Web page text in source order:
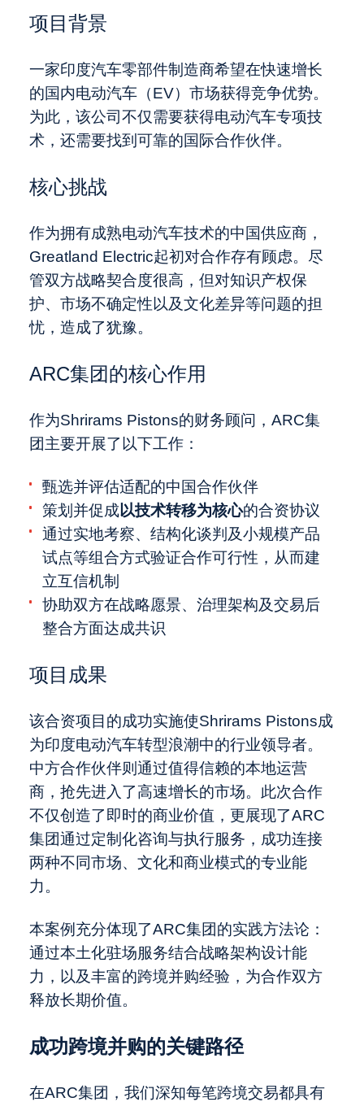
项目背景
一家印度汽车零部件制造商希望在快速增长
的国内电动汽车（EV）市场获得竞争优势。
为此，该公司不仅需要获得电动汽车专项技
术，还需要找到可靠的国际合作伙伴。
核心挑战
作为拥有成熟电动汽车技术的中国供应商，
Greatland Electric起初对合作存有顾虑。尽
管双方战略契合度很高，但对知识产权保
护、市场不确定性以及文化差异等问题的担
忧，造成了犹豫。
ARC集团的核心作用
作为Shrirams Pistons的财务顾问，ARC集
团主要开展了以下工作：
甄选并评估适配的中国合作伙伴
策划并促成以技术转移为核心的合资协议
通过实地考察、结构化谈判及小规模产品
试点等组合方式验证合作可行性，从而建
立互信机制
协助双方在战略愿景、治理架构及交易后
整合方面达成共识
项目成果
该合资项目的成功实施使Shrirams Pistons成
为印度电动汽车转型浪潮中的行业领导者。
中方合作伙伴则通过值得信赖的本地运营
商，抢先进入了高速增长的市场。此次合作
不仅创造了即时的商业价值，更展现了ARC
集团通过定制化咨询与执行服务，成功连接
两种不同市场、文化和商业模式的专业能
力。
本案例充分体现了ARC集团的实践方法论：
通过本土化驻场服务结合战略架构设计能
力，以及丰富的跨境并购经验，为合作双方
释放长期价值。
成功跨境并购的关键路径
在ARC集团，我们深知每笔跨境交易都具有